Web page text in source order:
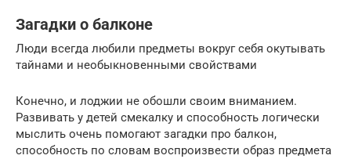
Загадки о балконе
Люди всегда любили предметы вокруг себя окутывать
тайнами и необыкновенными свойствами
Конечно, и лоджии не обошли своим вниманием.
Развивать у детей смекалку и способность логически
мыслить очень помогают загадки про балкон,
способность по словам воспроизвести образ предмета